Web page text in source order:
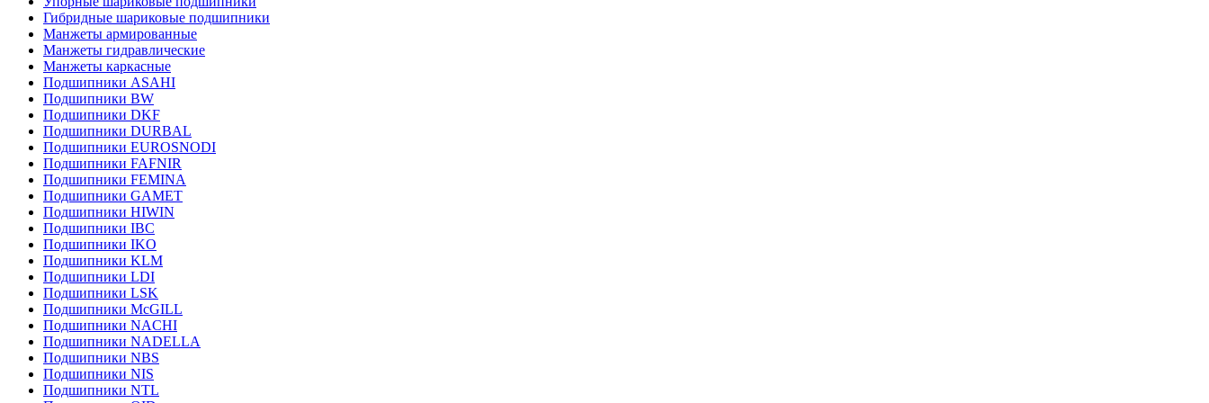
Гибридные шариковые подшипники
Манжеты армированные
Манжеты гидравлические
Манжеты каркасные
Подшипники ASAHI
Подшипники BW
Подшипники DKF
Подшипники DURBAL
Подшипники EUROSNODI
Подшипники FAFNIR
Подшипники FEMINA
Подшипники GAMET
Подшипники HIWIN
Подшипники IBC
Подшипники IKO
Подшипники KLM
Подшипники LDI
Подшипники LSK
Подшипники McGILL
Подшипники NACHI
Подшипники NADELLA
Подшипники NBS
Подшипники NIS
Подшипники NTL